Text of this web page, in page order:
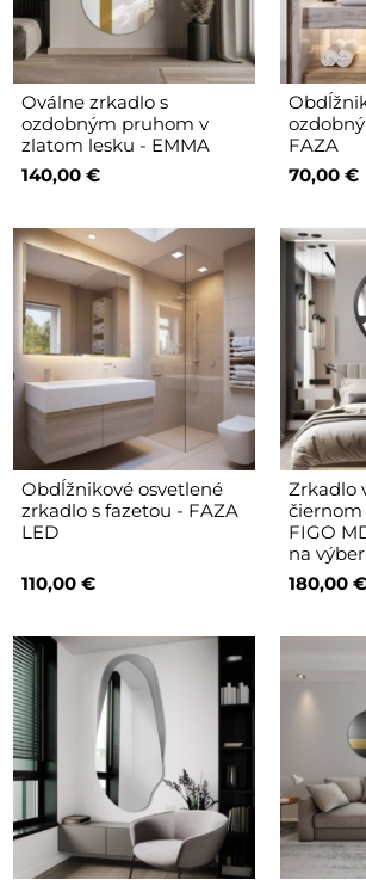
Oválne zrkadlo s
ozdobným pruhom v
zlatom lesku - EMMA
140,00 €
FAZA
70,00 €
Obdĺžnikové osvetlené
zrkadlo s fazetou - FAZA
LED
110,00 €
Zrkadlo
čiernom
FIGO
na výber
180,00 €